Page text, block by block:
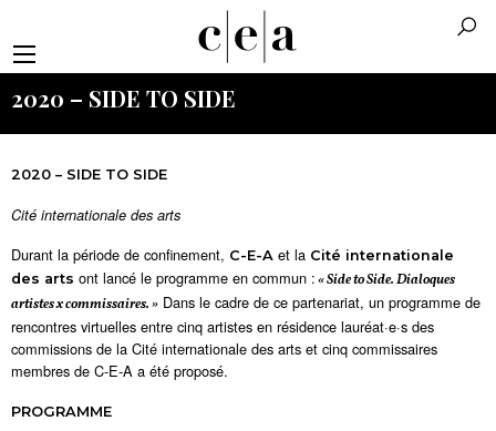
2020 – SIDE TO SIDE
2020 – SIDE TO SIDE
Cité internationale des arts
Durant la période de confinement, C-E-A et la Cité internationale
des arts ont lancé le programme en commun :« Side to Side. Dialoques
artistes x commissaires. » Dans le cadre de ce partenariat, un programme de
rencontres virtuelles entre cinq artistes en résidence lauréat·e·s des
commissions de la Cité internationale des arts et cinq commissaires
membres de C-E-A a été proposé.
PROGRAMME